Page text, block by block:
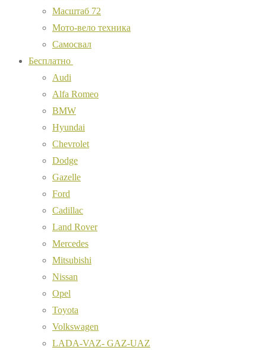
Масштаб 72
Мото-вело техника
Самосвал
Бесплатно
Audi
Alfa Romeo
BMW
Hyundai
Chevrolet
Dodge
Gazelle
Ford
Cadillac
Land Rover
Mercedes
Mitsubishi
Nissan
Opel
Toyota
Volkswagen
LADA-VAZ- GAZ-UAZ